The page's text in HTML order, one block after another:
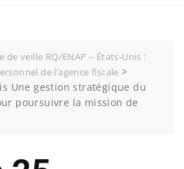
de veille RQ/ENAP – États-Unis :
de l’agence fiscale >
Une gestion stratégique du
poursuivre la mission de